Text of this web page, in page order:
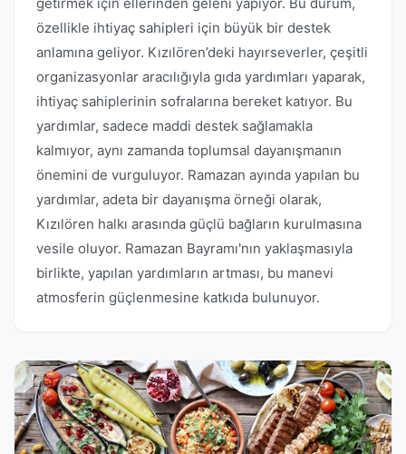
özellikle ihtiyaç sahipleri için büyük bir destek
anlamına geliyor. Kızılören’deki hayırseverler, çeşitli
organizasyonlar aracılığıyla gıda yardımları yaparak,
ihtiyaç sahiplerinin sofralarına bereket katıyor. Bu
yardımlar, sadece maddi destek sağlamakla
kalmıyor, aynı zamanda toplumsal dayanışmanın
önemini de vurguluyor. Ramazan ayında yapılan bu
yardımlar, adeta bir dayanışma örneği olarak,
Kızılören halkı arasında güçlü bağların kurulmasına
vesile oluyor. Ramazan Bayramı'nın yaklaşmasıyla
birlikte, yapılan yardımların artması, bu manevi
atmosferin güçlenmesine katkıda bulunuyor.